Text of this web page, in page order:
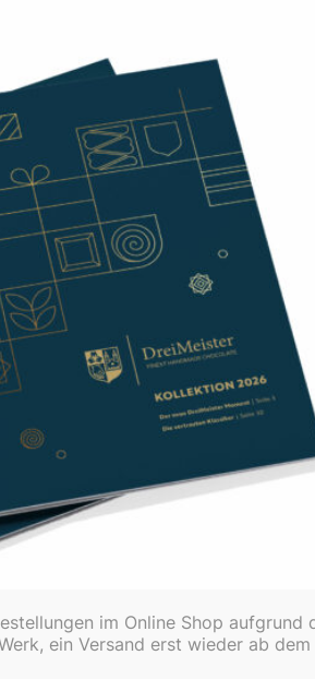
im Online Shop aufgrund
ein Versand erst wieder ab dem